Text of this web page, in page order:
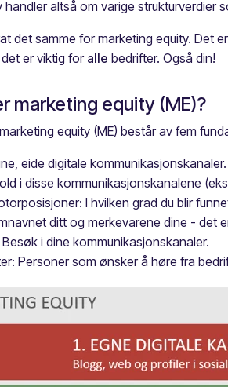
handler altså om varige
det samme for marketing equity. Det
er viktig for alle bedrifter. Også din!
marketing equity (ME)?
equity (ME) består av fem
eide digitale kommunikasjonskanaler.
i disse kommunikasjonskanalene
I hvilken grad du blir
ditt og merkevarene dine - det
i dine kommunikasjonskanaler.
Personer som ønsker å høre fra